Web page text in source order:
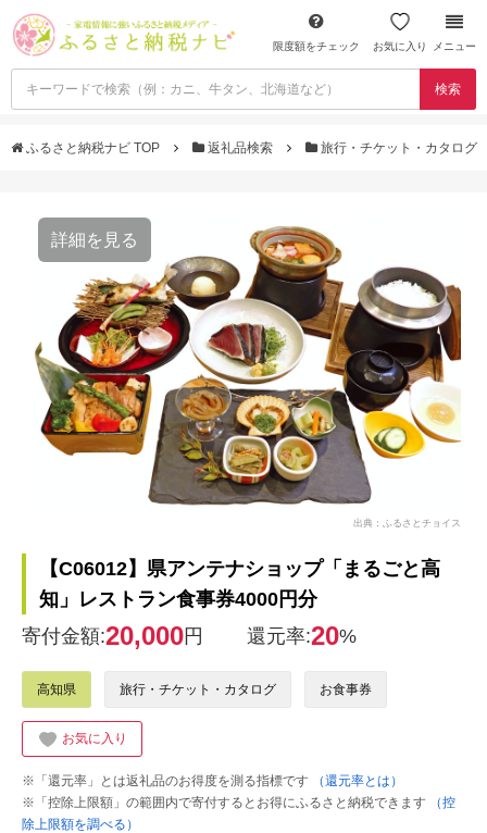
限度額をチェック お気に入り メニュー
検索
ふるさと納税ナビ TOP 返礼品検索 旅行・チケット・カタログ
詳細を見る
出典：ふるさとチョイス
【C06012】県アンテナショップ「まるごと高
知」レストラン食事券4000円分
寄付金額:20,000円 還元率:20%
高知県 旅行・チケット・カタログ お食事券
お気に入り
※「還元率」とは返礼品のお得度を測る指標です
（還元率とは）
※「控除上限額」の範囲内で寄付するとお得にふるさと納税できます
（控
除上限額を調べる）